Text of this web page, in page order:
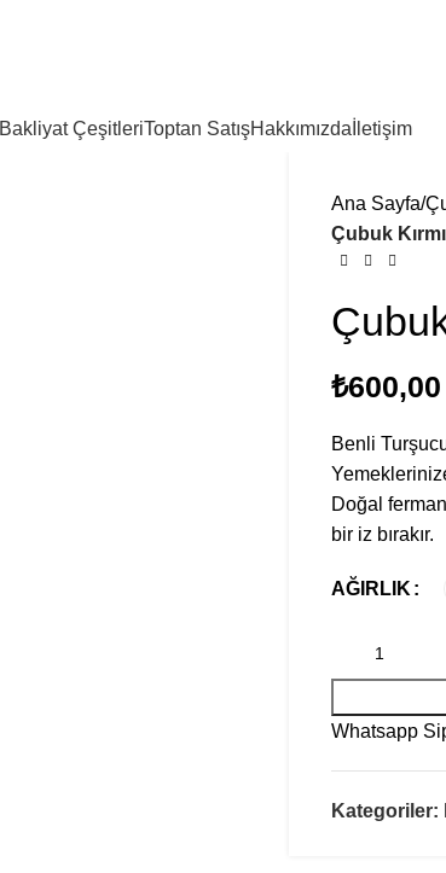
Bakliyat ÇeşitleriToptan SatışHakkımızda İletişim
Ana Sayfa
Çubuk
₺
Benli
Doğal
bir iz bırakır.
AĞIRLIK
Whatsapp
Kategoriler: